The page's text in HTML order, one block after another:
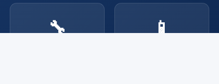
🔧 📱